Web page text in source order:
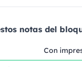
notas del
Con